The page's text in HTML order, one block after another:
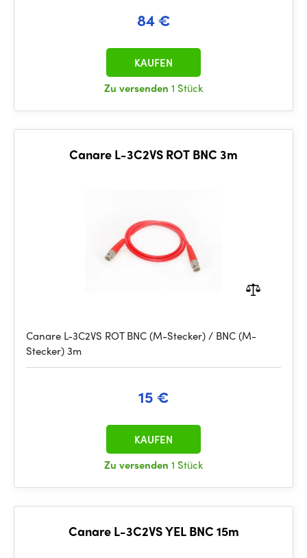
84 €
Zu versenden 1 Stück
KAUFEN
Canare L-3C2VS ROT BNC 3m
Canare L-3C2VS ROT BNC (M-Stecker) / BNC (M-
Stecker) 3m
15 €
Zu versenden 1 Stück
KAUFEN
Canare L-3C2VS YEL BNC 15m